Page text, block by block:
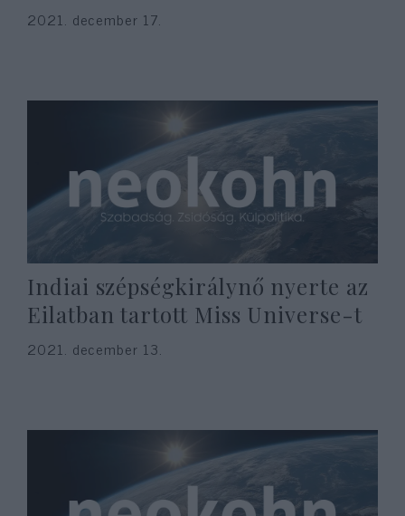
2021. december 17.
Indiai szépségkirálynő nyerte az
Eilatban tartott Miss Universe-t
2021. december 13.